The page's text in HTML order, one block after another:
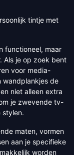
tintje met
functioneel, maar
Als je op zoek bent
voor media-
wandplankjes de
niet alleen extra
je zwevende tv-
stylen.
maten, vormen
aan je specifieke
worden